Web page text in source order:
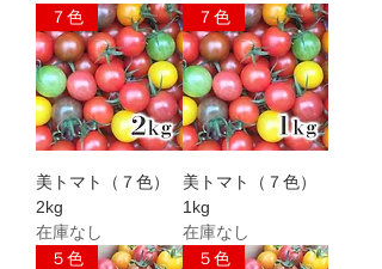
７色
美トマト（７色）
2kg
在庫なし
７色
美トマト（７色）
1kg
在庫なし
５色
５色